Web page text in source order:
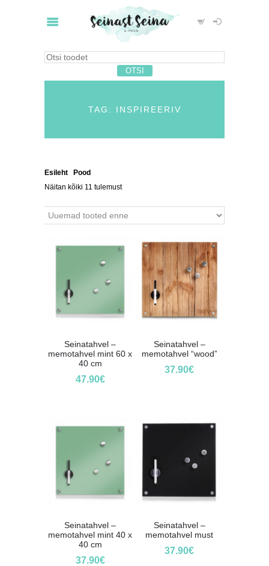
TAG: INSPIREERIV
Esileht Pood
Näitan kõiki 11 tulemust
Seinatahvel –
memotahvel mint 60 x
40 cm
47.90€
Seinatahvel –
memotahvel “wood”
37.90€
Seinatahvel –
memotahvel mint 40 x
40 cm
37.90€
Seinatahvel –
memotahvel must
37.90€